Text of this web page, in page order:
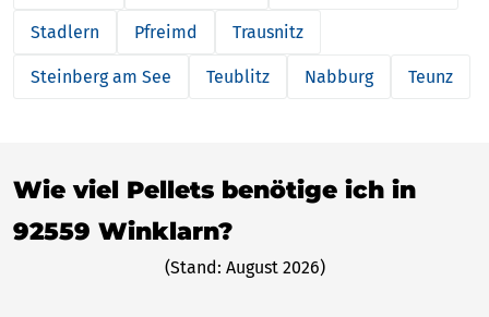
Stadlern Pfreimd Trausnitz
Steinberg am See Teublitz Nabburg Teunz
Wie viel Pellets benötige ich in
92559 Winklarn?
(Stand: August 2026)